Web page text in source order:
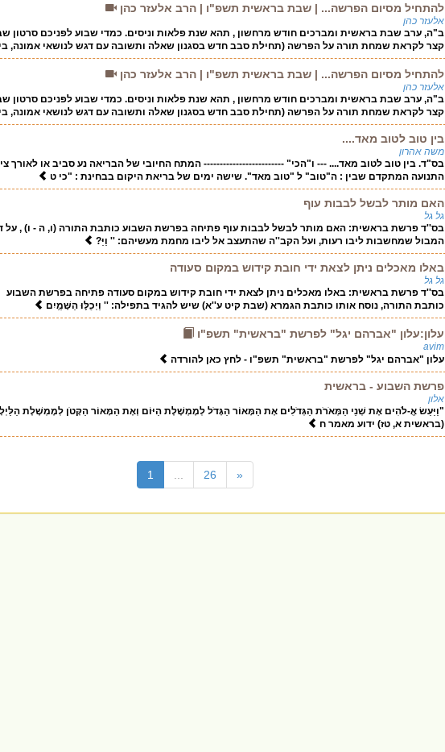
להתחיל מסיום הפרשה... | שבת בראשית תשפ"ו | הרב אלעזר כהן
אלעזר כהן
ב"ה, ערב שבת בראשית ומברכים חודש מרחשון , תהא שנת פלאות וניסים. כמדי שבוע לפניכם סרטון
קצר לקראת שמחת תורה על הפרשה (תחילת סבב חדש בסגנון שאלה ותשובה עם דגש לנושאי אמונה,
להתחיל מסיום הפרשה... | שבת בראשית תשפ"ו | הרב אלעזר כהן
אלעזר כהן
ב"ה, ערב שבת בראשית ומברכים חודש מרחשון , תהא שנת פלאות וניסים. כמדי שבוע לפניכם סרטון
קצר לקראת שמחת תורה על הפרשה (תחילת סבב חדש בסגנון שאלה ותשובה עם דגש לנושאי אמונה,
בין טוב לטוב מאד....
משה אהרון
בס"ד. בין טוב לטוב מאד.... --- ו"הכי" ------------------------- המתח החיובי של הבריאה נע סביב או לאורך
התנועה המתקדם שבין : ה"טוב" ל "טוב מאד". שישה ימים של בריאת היקום בבחינת : "כי ט
האם מותר לבשל לבבות עוף
גל גל
בס''ד פרשת בראשית: האם מותר לבשל לבבות עוף פתיחה בפרשת השבוע כותבת התורה (ו, ה - ו) , על
המבול שמחשבות ליבו רעות, ועל הקב''ה שהתעצב אל ליבו מחמת מעשיהם: '' וַיַּ?
באלו מאכלים ניתן לצאת ידי חובת קידוש במקום סעודה
גל גל
בס''ד פרשת בראשית: באלו מאכלים ניתן לצאת ידי חובת קידוש במקום סעודה פתיחה בפרשת השבוע
כותבת התורה, נוסח אותו כותבת הגמרא (שבת קיט ע''א) שיש להגיד בתפילה: '' וַיְכֻלּ֛וּ הַשָּׁמַ֥יִם
עלון:עלון "אברהם יגל" לפרשת "בראשית" תשפ"ו
avim
עלון "אברהם יגל" לפרשת "בראשית" תשפ"ו - לחץ כאן להורדה
פרשת השבוע - בראשית
אלון
"וַיַּעַשׂ אֱ-לֹהִים אֶת שְׁנֵי הַמְּאֹרֹת הַגְּדֹלִים אֶת הַמָּאוֹר הַגָּדֹל לְמֶמְשֶׁלֶת הַיּוֹם וְאֶת הַמָּאוֹר הַקָּטֹן לְמֶמְשֶׁלֶת
(בראשית א, טז) ידוע מאמר ח
1 26 «